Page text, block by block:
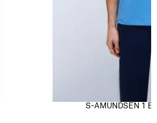
S-AMUNDSEN 1